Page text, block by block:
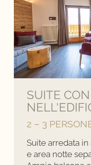
SUITE
2 – 3
Suite arredata
e area notte